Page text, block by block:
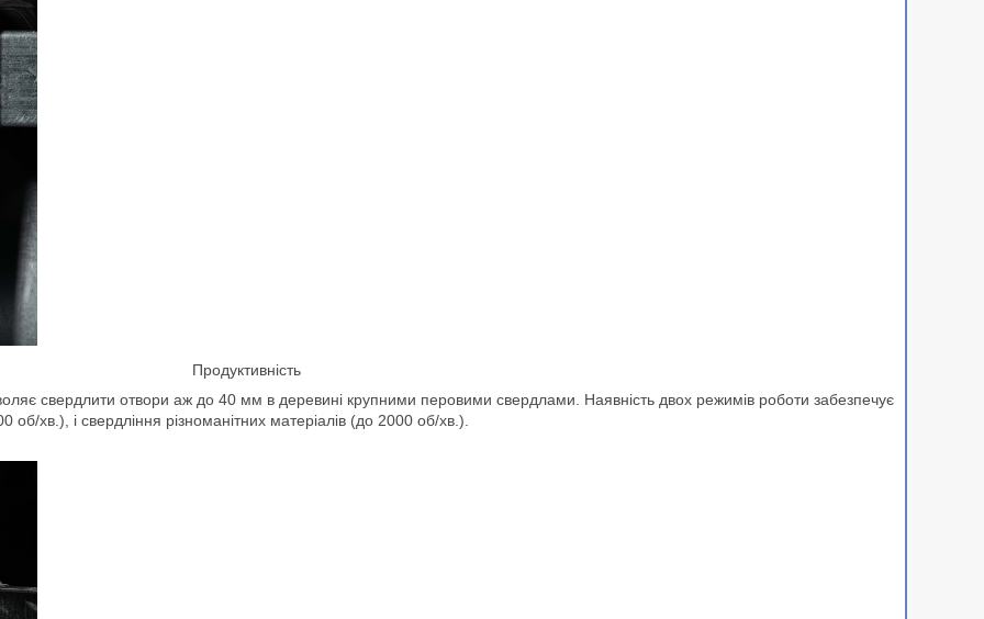
Продуктивність
свердлити отвори аж до 40 мм в деревині крупними перовими свердлами. Наявність двох режимів роботи забезпечує
хв.), і свердління різноманітних матеріалів (до 2000 об/хв.).